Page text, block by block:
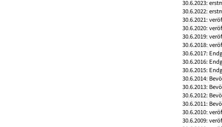
30.6.2023:
30.6.2022:
30.6.2021:
30.6.2020:
30.6.2019:
30.6.2018:
30.6.2017:
30.6.2016:
30.6.2015:
30.6.2014:
30.6.2013:
30.6.2012:
30.6.2011:
30.6.2010:
30.6.2009: